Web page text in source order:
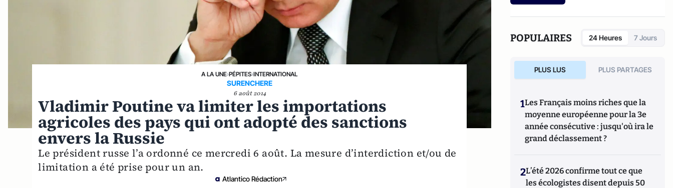
A LA UNE›PÉPITES›INTERNATIONAL
SURENCHERE
6 août 2014
Vladimir Poutine va limiter les importations
agricoles des pays qui ont adopté des sanctions
envers la Russie
Le président russe l’a ordonné ce mercredi 6 août. La mesure d’interdiction et/ou de
limitation a été prise pour un an.
Atlantico Rédaction
POPULAIRES 24 Heures 7 Jours
PLUS LUS PLUS PARTAGES
1Les Français moins riches que la
moyenne européenne pour la 3e
année consécutive : jusqu'où ira le
grand déclassement ?
2L’été 2026 confirme tout ce que
les écologistes disent depuis 50